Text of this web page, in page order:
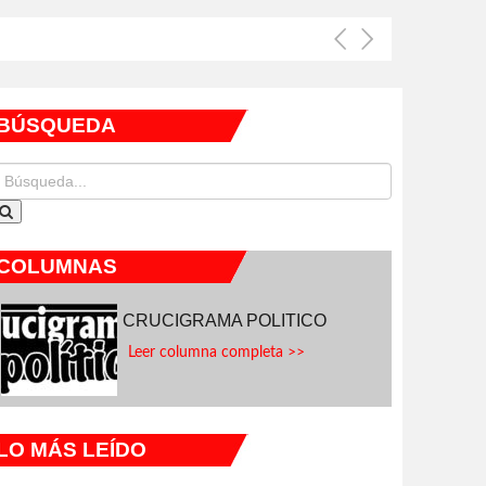
CRUCIGRAMA POLITICO
Leer columna completa >>
MÁS LEÍDO